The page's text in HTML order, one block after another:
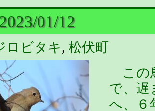
01/12
ロビタキ, 松伏町
この
で、遅
へ、